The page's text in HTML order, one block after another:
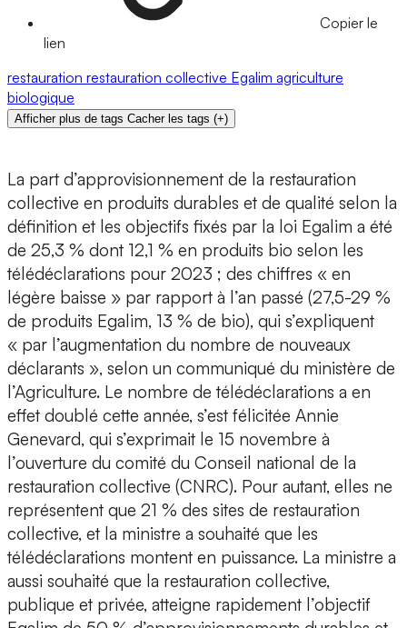
Copier le
lien
restauration restauration collective Egalim agriculture
biologique
Afficher plus de tags Cacher les tags (+)
La part d’approvisionnement de la restauration
collective en produits durables et de qualité selon la
définition et les objectifs fixés par la loi Egalim a été
de 25,3 % dont 12,1 % en produits bio selon les
télédéclarations pour 2023 ; des chiffres « en
légère baisse » par rapport à l’an passé (27,5-29 %
de produits Egalim, 13 % de bio), qui s’expliquent
« par l’augmentation du nombre de nouveaux
déclarants », selon un communiqué du ministère de
l’Agriculture. Le nombre de télédéclarations a en
effet doublé cette année, s’est félicitée Annie
Genevard, qui s’exprimait le 15 novembre à
l’ouverture du comité du Conseil national de la
restauration collective (CNRC). Pour autant, elles ne
représentent que 21 % des sites de restauration
collective, et la ministre a souhaité que les
télédéclarations montent en puissance. La ministre a
aussi souhaité que la restauration collective,
publique et privée, atteigne rapidement l’objectif